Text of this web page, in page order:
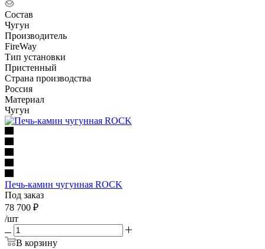
Состав
Чугун
Производитель
FireWay
Тип установки
Пристенный
Страна производства
Россия
Материал
Чугун
Печь-камин чугунная ROCK
Под заказ
78 700 ₽
/шт
В корзину